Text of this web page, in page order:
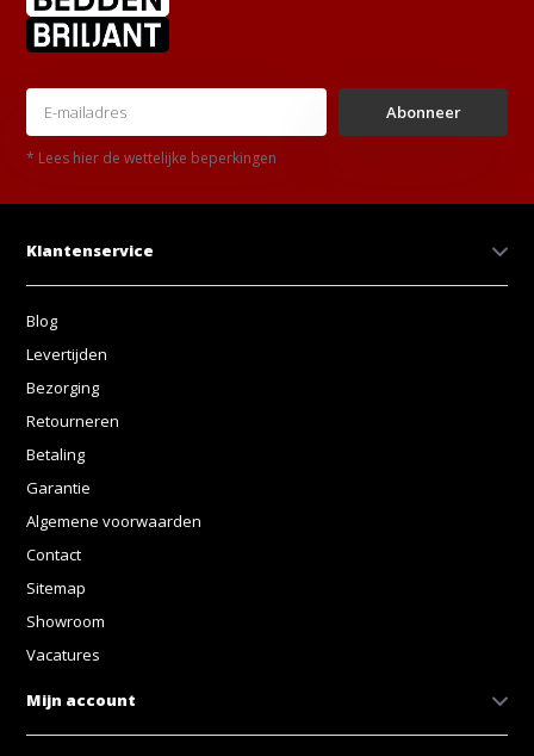
Abonneer
* Lees hier de wettelijke beperkingen
Klantenservice
Blog
Levertijden
Bezorging
Retourneren
Betaling
Garantie
Algemene voorwaarden
Contact
Sitemap
Showroom
Vacatures
Mijn account